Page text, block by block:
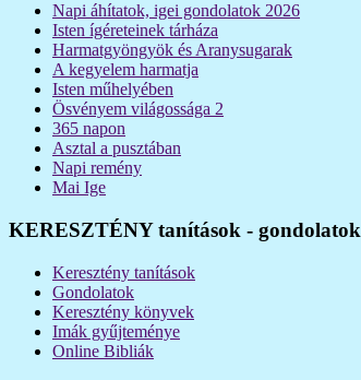
Napi áhítatok, igei gondolatok 2026
Isten ígéreteinek tárháza
Harmatgyöngyök és Aranysugarak
A kegyelem harmatja
Isten műhelyében
Ösvényem világossága 2
365 napon
Asztal a pusztában
Napi remény
Mai Ige
KERESZTÉNY tanítások - gondolatok
Keresztény tanítások
Gondolatok
Keresztény könyvek
Imák gyűjteménye
Online Bibliák